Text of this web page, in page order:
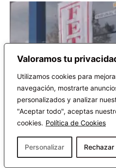
Valoramos tu
Utilizamos cookies para
navegación, mostrarte
personalizados y analizar
"Aceptar todo", aceptas
cookies. Política de Cookies
Personalizar